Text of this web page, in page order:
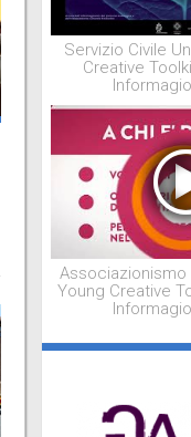
Servizio Civile
Creative
Young Creative